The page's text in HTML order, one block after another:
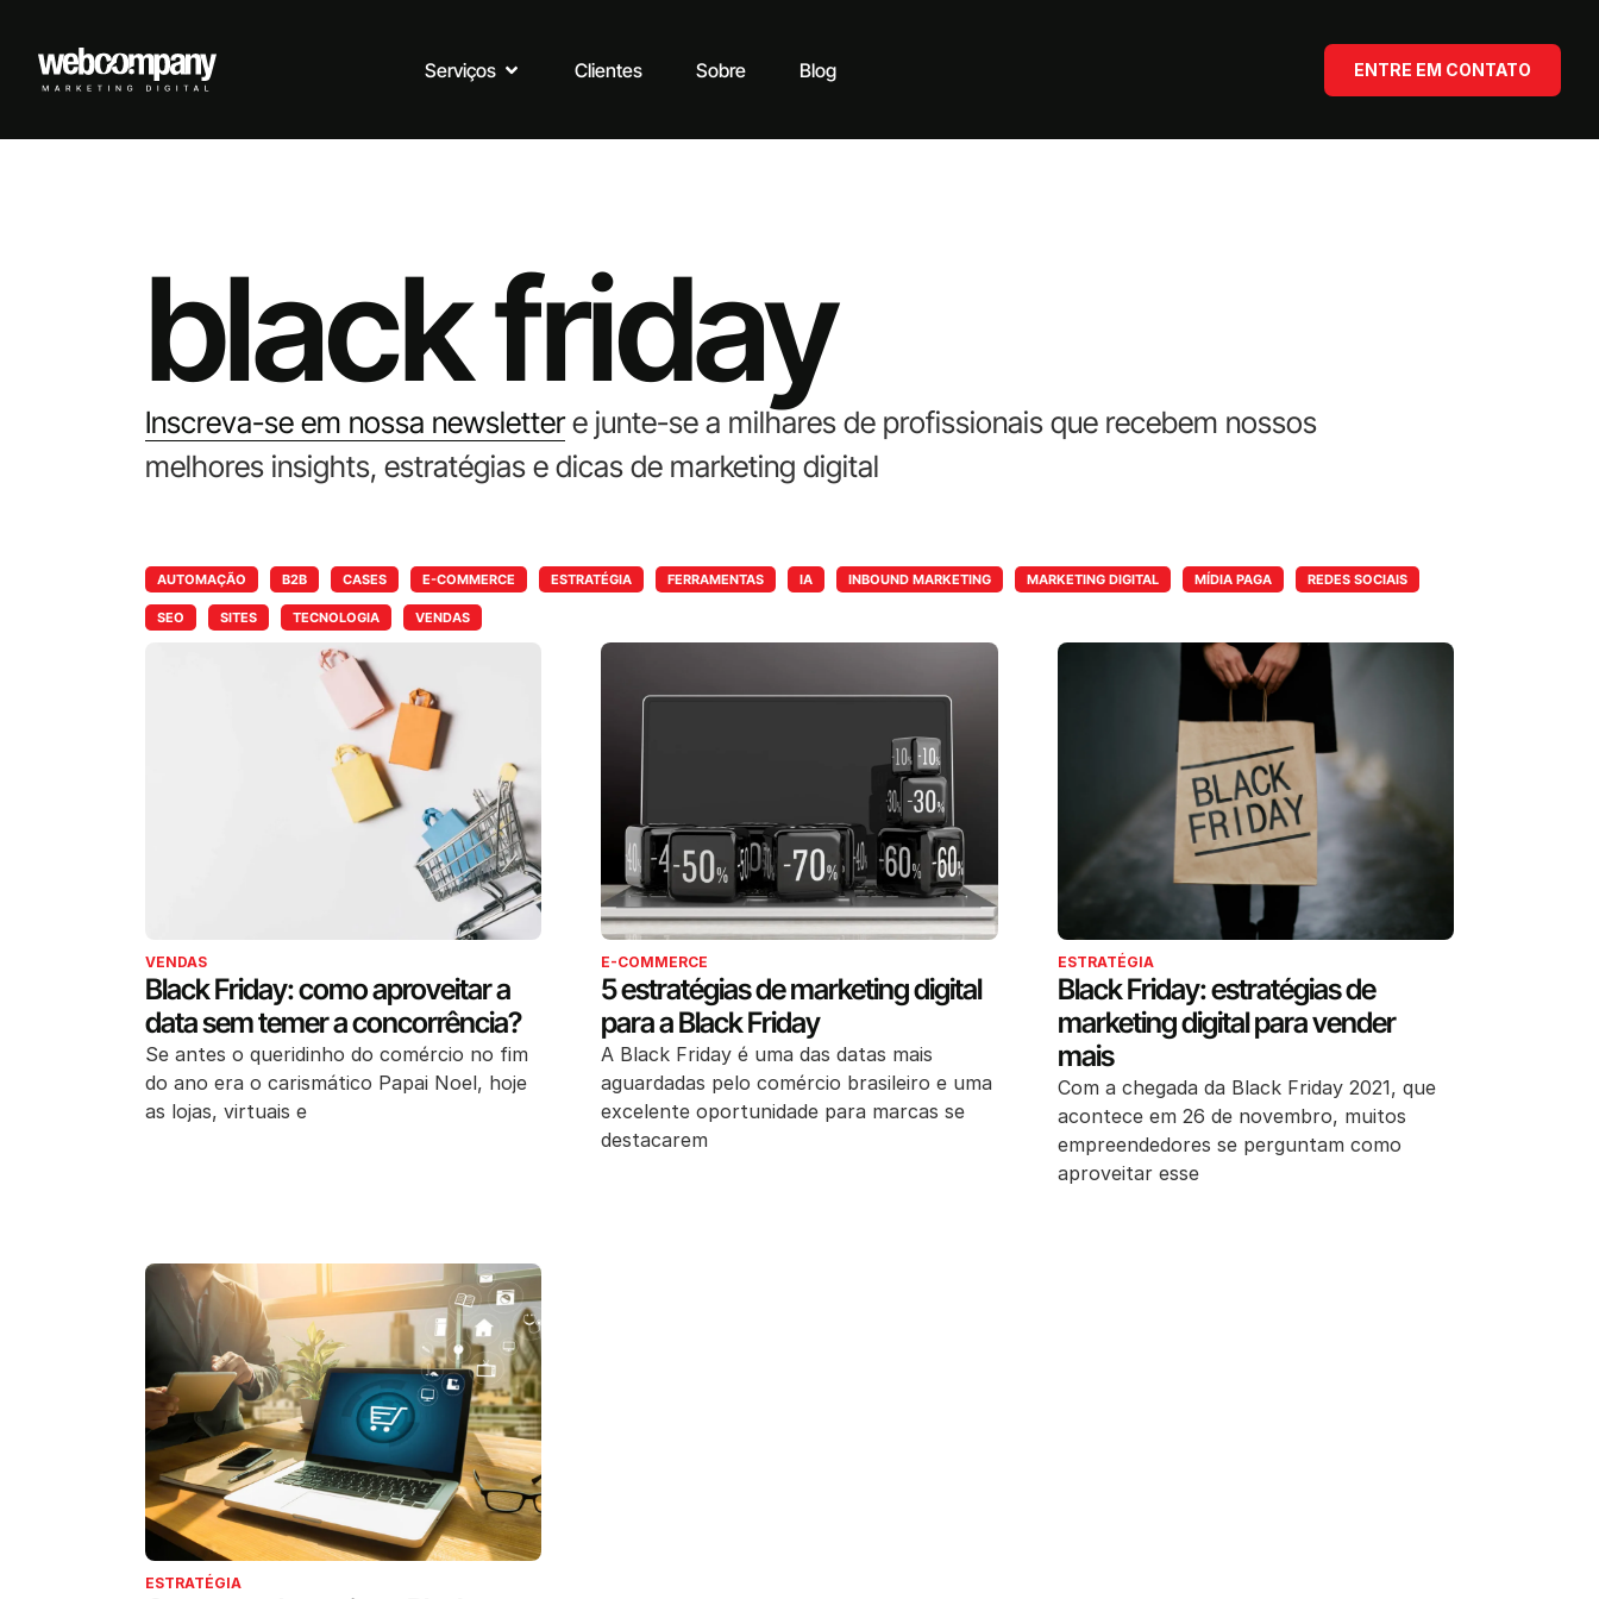
Serviços Clientes Sobre Blog ENTRE EM CONTATO
black friday
Inscreva-se em nossa newslettere junte-se a milhares de profissionais que recebem nossos
melhores insights, estratégias e dicas de marketing digital
AUTOMAÇÃO B2B CASES E-COMMERCE ESTRATÉGIA FERRAMENTAS IA INBOUND MARKETING MARKETING DIGITAL MÍDIA PAGA REDES SOCIAIS
SEO SITES TECNOLOGIA VENDAS
VENDAS
Black Friday: como aproveitar a
data sem temer a concorrência?
Se antes o queridinho do comércio no fim
do ano era o carismático Papai Noel, hoje
as lojas, virtuais e
E-COMMERCE
5 estratégias de marketing digital
para a Black Friday
A Black Friday é uma das datas mais
aguardadas pelo comércio brasileiro e uma
excelente oportunidade para marcas se
destacarem
ESTRATÉGIA
Black Friday: estratégias de
marketing digital para vender
mais
Com a chegada da Black Friday 2021, que
acontece em 26 de novembro, muitos
empreendedores se perguntam como
aproveitar esse
ESTRATÉGIA